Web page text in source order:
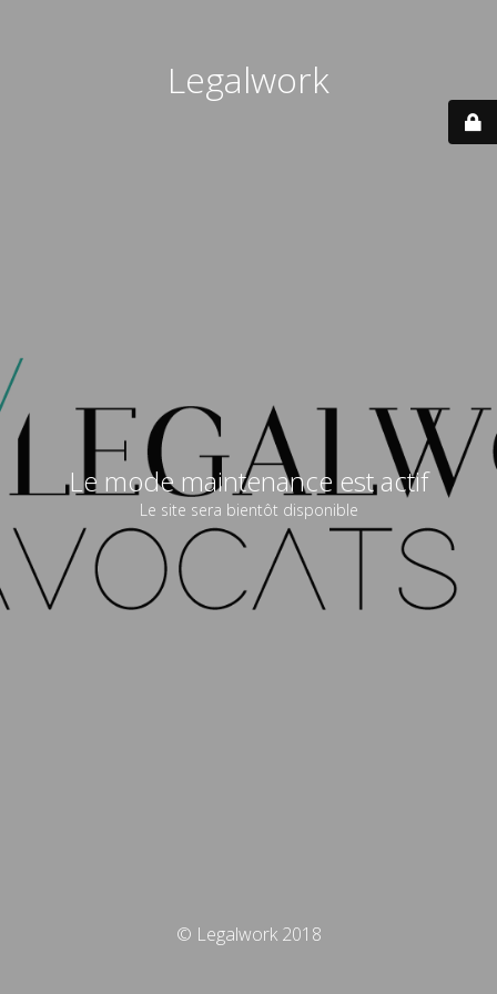
Legalwork
Le mode maintenance est actif
Le site sera bientôt disponible
© Legalwork 2018